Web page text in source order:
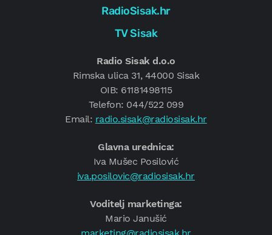
RadioSisak.hr
TV Sisak
Radio Sisak d.o.o
Rimska ulica 31, 44000 Sisak
OIB: 61181498115
Telefon: 044/522 099
Email: radio.sisak@radiosisak.hr
Glavna urednica:
Iva Mušec Posilović
iva.posilovic@radiosisak.hr
Voditelj marketinga:
Mario Janušić